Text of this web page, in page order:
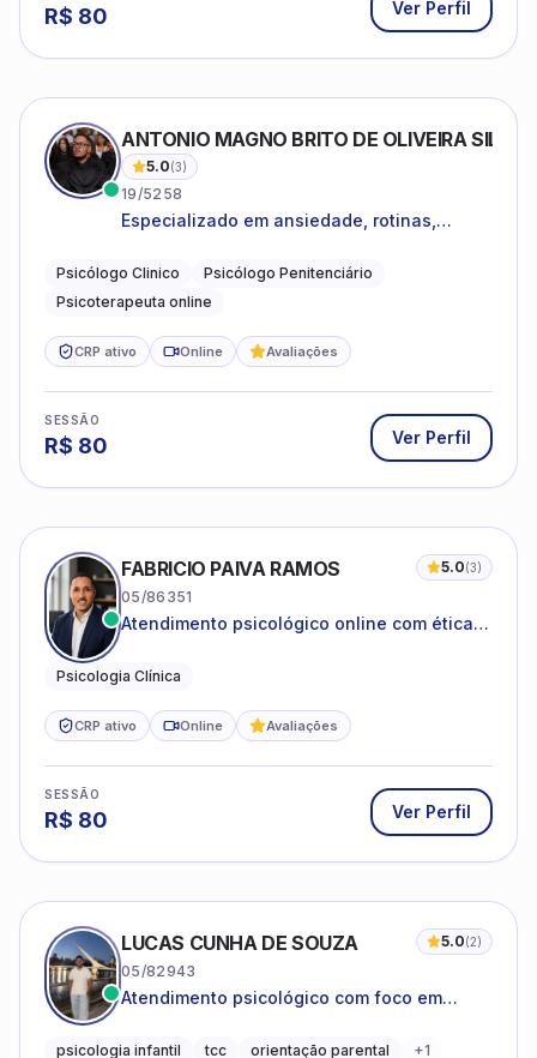
R$ 80 Ver Perfil
ANTONIO MAGNO BRITO DE OLIVEIRA SILVA
5.0(3)
19/5258
Especializado em ansiedade, rotinas,
familiares e questões comportamentais.
Psicólogo Clinico
Psicólogo Penitenciário
Psicoterapeuta online
CRP ativo Online Avaliações
SESSÃO
R$ 80 Ver Perfil
FABRICIO PAIVA RAMOS 5.0(3)
05/86351
Atendimento psicológico online com ética,
Psicologia Clínica
CRP ativo Online Avaliações
SESSÃO
R$ 80 Ver Perfil
LUCAS CUNHA DE SOUZA 5.0(2)
05/82943
Atendimento psicológico com foco em
promovendo equilíbrio emocional e
psicologia infantil tcc orientação parental +1